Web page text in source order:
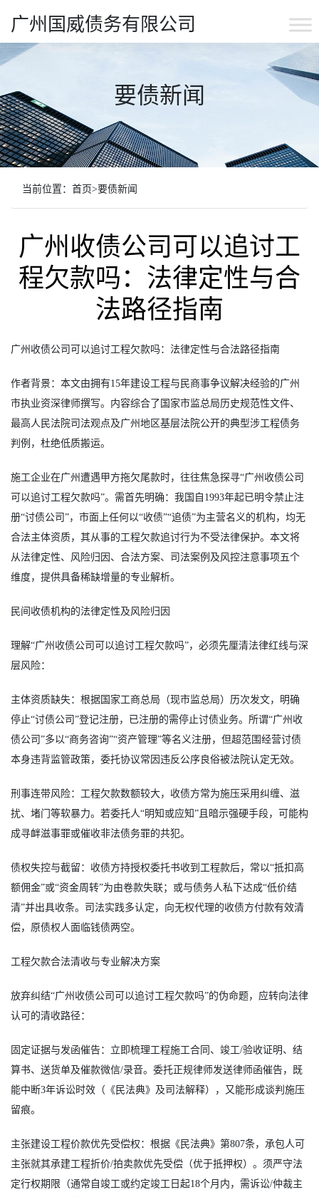
广州国威债务有限公司
要债新闻
当前位置： 首页>要债新闻
广州收债公司可以追讨工
程欠款吗：法律定性与合
法路径指南
广州收债公司可以追讨工程欠款吗：法律定性与合法路径指南
作者背景：本文由拥有15年建设工程与民商事争议解决经验的广州
市执业资深律师撰写。内容综合了国家市监总局历史规范性文件、
最高人民法院司法观点及广州地区基层法院公开的典型涉工程债务
判例，杜绝低质搬运。
施工企业在广州遭遇甲方拖欠尾款时，往往焦急探寻“广州收债公司
可以追讨工程欠款吗”。需首先明确：我国自1993年起已明令禁止注
册“讨债公司”，市面上任何以“收债”“追债”为主营名义的机构，均无
合法主体资质，其从事的工程欠款追讨行为不受法律保护。本文将
从法律定性、风险归因、合法方案、司法案例及风控注意事项五个
维度，提供具备稀缺增量的专业解析。
民间收债机构的法律定性及风险归因
理解“广州收债公司可以追讨工程欠款吗”，必须先厘清法律红线与深
层风险：
主体资质缺失：根据国家工商总局（现市监总局）历次发文，明确
停止“讨债公司”登记注册，已注册的需停止讨债业务。所谓“广州收
债公司”多以“商务咨询”“资产管理”等名义注册，但超范围经营讨债
本身违背监管政策，委托协议常因违反公序良俗被法院认定无效。
刑事连带风险：工程欠款数额较大，收债方常为施压采用纠缠、滋
扰、堵门等软暴力。若委托人“明知或应知”且暗示强硬手段，可能构
成寻衅滋事罪或催收非法债务罪的共犯。
债权失控与截留：收债方持授权委托书收到工程款后，常以“抵扣高
额佣金”或“资金周转”为由卷款失联；或与债务人私下达成“低价结
清”并出具收条。司法实践多认定，向无权代理的收债方付款有效清
偿，原债权人面临钱债两空。
工程欠款合法清收与专业解决方案
放弃纠结“广州收债公司可以追讨工程欠款吗”的伪命题，应转向法律
认可的清收路径：
固定证据与发函催告：立即梳理工程施工合同、竣工/验收证明、结
算书、送货单及催款微信/录音。委托正规律师发送律师函催告，既
能中断3年诉讼时效（《民法典》及司法解释），又能形成谈判施压
留痕。
主张建设工程价款优先受偿权：根据《民法典》第807条，承包人可
主张就其承建工程折价/拍卖款优先受偿（优于抵押权）。须严守法
定行权期限（通常自竣工或约定竣工日起18个月内，需诉讼/仲裁主